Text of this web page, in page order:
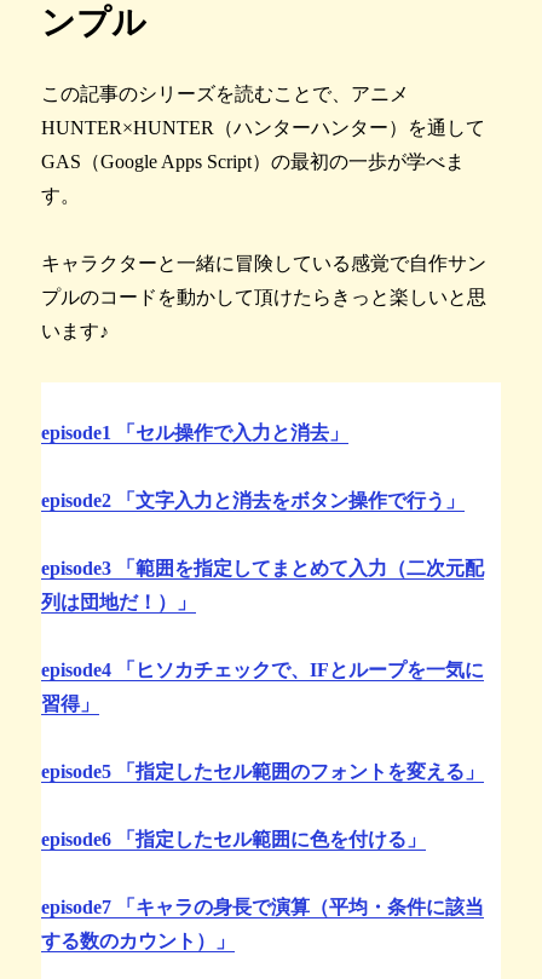
ンプル
この記事のシリーズを読むことで、アニメ
HUNTER×HUNTER（ハンターハンター）を通して
GAS（Google Apps Script）の最初の一歩が学べま
す。
キャラクターと一緒に冒険している感覚で自作サン
プルのコードを動かして頂けたらきっと楽しいと思
います♪
episode1 「セル操作で入力と消去」
episode2 「文字入力と消去をボタン操作で行う」
episode3 「範囲を指定してまとめて入力（二次元配
列は団地だ！）」
episode4 「ヒソカチェックで、IFとループを一気に
習得」
episode5 「指定したセル範囲のフォントを変える」
episode6 「指定したセル範囲に色を付ける」
episode7 「キャラの身長で演算（平均・条件に該当
する数のカウント）」